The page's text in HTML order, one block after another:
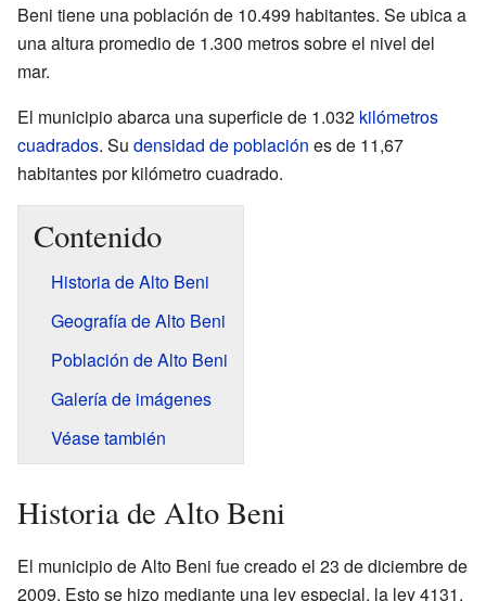
Beni tiene una población de 10.499 habitantes. Se ubica a
una altura promedio de 1.300 metros sobre el nivel del
mar.
El municipio abarca una superficie de 1.032 kilómetros
cuadrados. Su densidad de población es de 11,67
habitantes por kilómetro cuadrado.
Contenido
Historia de Alto Beni
Geografía de Alto Beni
Población de Alto Beni
Galería de imágenes
Véase también
Historia de Alto Beni
El municipio de Alto Beni fue creado el 23 de diciembre de
2009. Esto se hizo mediante una ley especial, la ley 4131.